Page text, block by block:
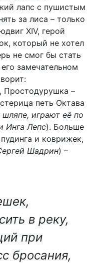
лапс с пушистым
за лиса – только
XIV, герой
который не хотел
не смог бы стать
замечательном
Простодурушка –
петь Октава
играют её по
Инга Лепс). Больше
и коврижек,
Шадрин) –
в реку,
при
бросания,